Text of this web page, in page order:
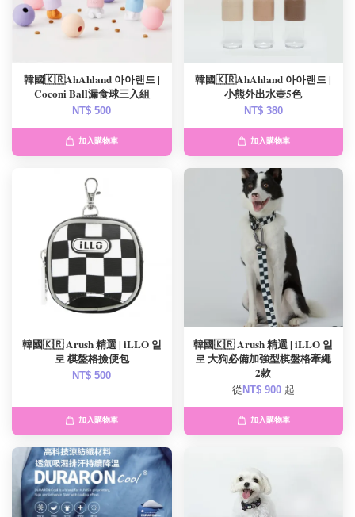
韓國🇰🇷AhAhland 아아랜드 |
Coconi Ball漏食球三入組
NT$ 500
加入購物車
韓國🇰🇷AhAhland 아아랜드 |
小熊外出水壺5色
NT$ 380
加入購物車
韓國🇰🇷 Arush 精選 | iLLO 일
로 棋盤格撿便包
NT$ 500
加入購物車
韓國🇰🇷 Arush 精選 | iLLO 일
로 大狗必備加強型棋盤格牽繩
2款
從 NT$ 900 起
加入購物車